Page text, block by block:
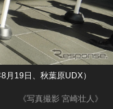
《写真撮影 宮崎壮人》
月19日、秋葉原UDX）